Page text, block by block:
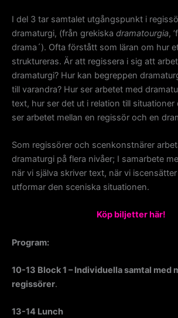
I del 3 tar samtalet utgångspunkt i
dramaturgi, (från grekiska dramatourgia,
drama´). Ofta förstått som läran om hur
struktureras. Är att regissera i sig att
dramaturgi? Hur kan begreppen
till varandra? Hur ser arbetet med
text, hur ser det ut i relation till
ser arbetet mellan en regissör och en
Som regissörer och scenkonstnärer
dramaturgi på flera nivåer; I samarbete
när vi själva skriver text, när vi
utformar den sceniska situationen.
Köp biljetter här!
Program:
10-13 Block 1 – Individuella samtal med
regissörer.
13-14 Lunch